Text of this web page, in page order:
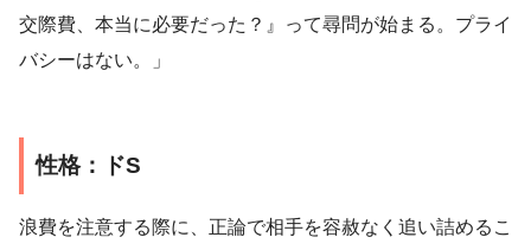
交際費、本当に必要だった？』って尋問が始まる。プライ
バシーはない。」
性格：ドS
浪費を注意する際に、正論で相手を容赦なく追い詰めるこ